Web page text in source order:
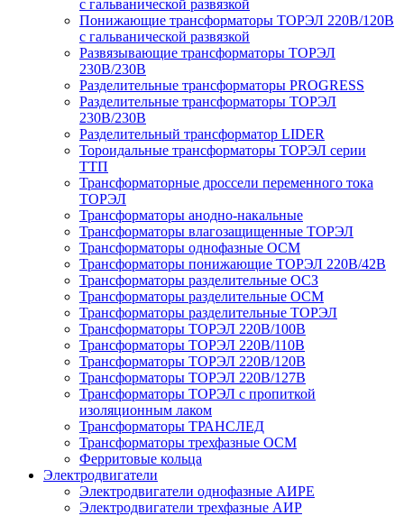
с гальванической развязкой
Понижающие трансформаторы ТОРЭЛ 220В/120В
с гальванической развязкой
Развязывающие трансформаторы ТОРЭЛ
230В/230В
Разделительные трансформаторы PROGRESS
Разделительные трансформаторы ТОРЭЛ
230В/230В
Разделительный трансформатор LIDER
Тороидальные трансформаторы ТОРЭЛ серии
ТТП
Трансформаторные дроссели переменного тока
ТОРЭЛ
Трансформаторы анодно-накальные
Трансформаторы влагозащищенные ТОРЭЛ
Трансформаторы однофазные ОСМ
Трансформаторы понижающие ТОРЭЛ 220В/42В
Трансформаторы разделительные ОСЗ
Трансформаторы разделительные ОСМ
Трансформаторы разделительные ТОРЭЛ
Трансформаторы ТОРЭЛ 220В/100В
Трансформаторы ТОРЭЛ 220В/110В
Трансформаторы ТОРЭЛ 220В/120В
Трансформаторы ТОРЭЛ 220В/127В
Трансформаторы ТОРЭЛ с пропиткой
изоляционным лаком
Трансформаторы ТРАНСЛЕД
Трансформаторы трехфазные ОСМ
Ферритовые кольца
Электродвигатели
Электродвигатели однофазные АИРЕ
Электродвигатели трехфазные АИР